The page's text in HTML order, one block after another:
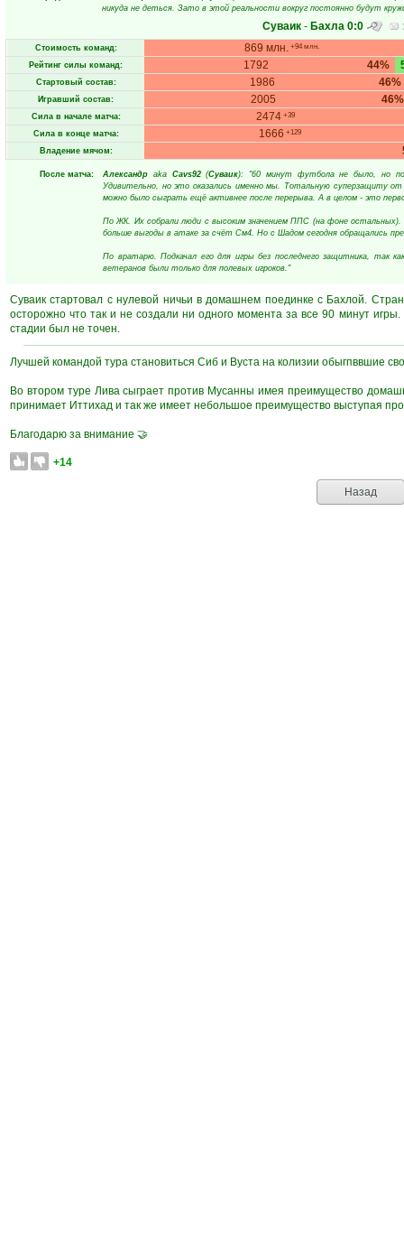
никуда не деться. Зато в этой реальности вокруг постоянно будут
Суваик - Бахла 0:0
Стоимость команд: 869 млн. +94 млн.
Рейтинг силы команд: 44%
1792
Стартовый состав: 46%
1986
Игравший состав: 46%
2005
Сила в начале матча: 2474 +39
Сила в конце матча: 1666 +129
Владение мячом:
После матча: Александр aka Cavs92 (Суваик): "60 минут футбола не было, но
Удивительно, но это оказались именно мы. Тотальную суперзащиту
можно было сыграть ещё активнее после перерыва. А в целом - это
По ЖК. Их собрали люди с высоким значением ППС (на фоне
больше выгоды в атаке за счёт См4. Но с Шадом сегодня обращались
По вратарю. Подкачал его для игры без последнего защитника, так
ветеранов были только для полевых игроков."
Суваик стартовал с нулевой ничьи в домашнем поединке с Бахлой.
осторожно что так и не создали ни одного момента за все 90 минут
стадии был не точен.
Лучшей командой тура становиться Сиб и Вуста на колизии обыгпввшие
Во втором туре Лива сыграет против Мусанны имея преимущество
принимает Иттихад и так же имеет небольшое преимущество выступая
Благодарю за внимание 🤝
+14
Назад